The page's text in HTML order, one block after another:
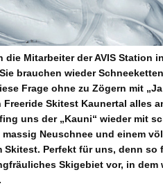
die Mitarbeiter der AVIS Station
brauchen wieder
Frage ohne zu Zögern mit
Skitest Kaunertal alles
uns der „Kauni“ wieder mit
Neuschnee und einem
Skitest. Perfekt für uns, denn so
Skigebiet vor, in dem